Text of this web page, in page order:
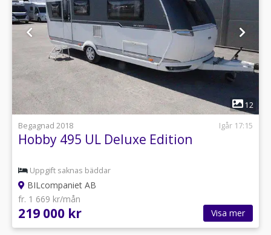
1
12
Begagnad 2018
Igår 17:15
Hobby 495 UL Deluxe Edition
Uppgift saknas bäddar
BILcompaniet AB
fr. 1 669 kr/mån
219 000 kr Visa mer